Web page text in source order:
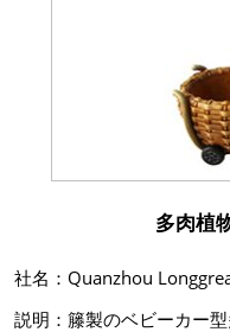
多肉植
社名：Quanzhou
説明：籐製のベビーカー